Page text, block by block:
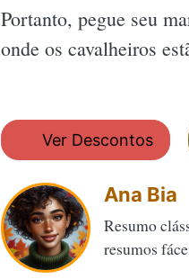
Portanto, pegue seu
onde os cavalheiros
Ver Descontos
Ana Bia
Resumo
resumos